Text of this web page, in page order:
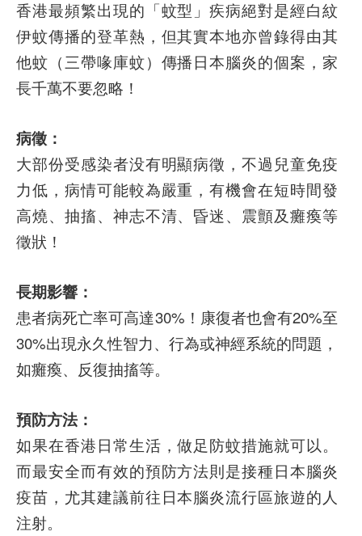
香港最頻繁出現的「蚊型」疾病絕對是經白紋
伊蚊傳播的登革熱，但其實本地亦曾錄得由其
他蚊（三帶喙庫蚊）傳播日本腦炎的個案，家
長千萬不要忽略！
病徵：
大部份受感染者没有明顯病徵，不過兒童免疫
力低，病情可能較為嚴重，有機會在短時間發
高燒、抽搐、神志不清、昏迷、震顫及癱瘓等
徵狀！
長期影響：
患者病死亡率可高達30%！康復者也會有20%至
30%出現永久性智力、行為或神經系統的問題，
如癱瘓、反復抽搐等。
預防方法：
如果在香港日常生活，做足防蚊措施就可以。
而最安全而有效的預防方法則是接種日本腦炎
疫苗，尤其建議前往日本腦炎流行區旅遊的人
注射。